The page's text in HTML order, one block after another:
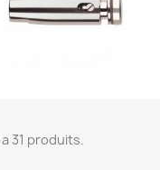
a 31 produits.